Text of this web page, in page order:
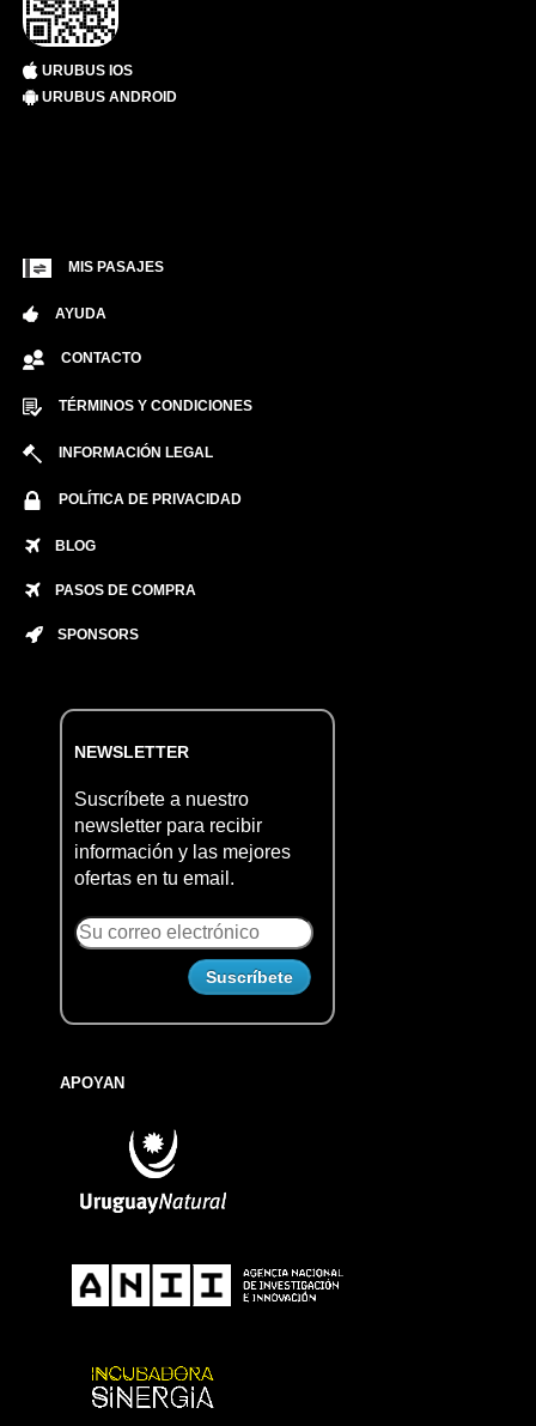
URUBUS IOS
URUBUS ANDROID
MIS PASAJES
AYUDA
CONTACTO
TÉRMINOS Y CONDICIONES
INFORMACIÓN LEGAL
POLÍTICA DE PRIVACIDAD
BLOG
PASOS DE COMPRA
SPONSORS
NEWSLETTER
Suscríbete a nuestro
newsletter para recibir
información y las mejores
ofertas en tu email.
APOYAN